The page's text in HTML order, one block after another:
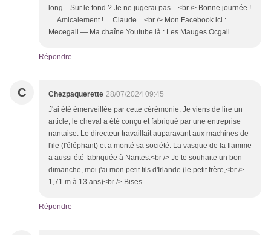
long ...Sur le fond ? Je ne jugerai pas ...<br /> Bonne journée !
.... Amicalement ! ... Claude ...<br /> Mon Facebook ici :
Mecegall — Ma chaîne Youtube là : Les Mauges Ocgall
Répondre
C Chezpaquerette 28/07/2024 09:45
J'ai été émerveillée par cette cérémonie. Je viens de lire un
article, le cheval a été conçu et fabriqué par une entreprise
nantaise. Le directeur travaillait auparavant aux machines de
l'ile (l'éléphant) et a monté sa société. La vasque de la flamme
a aussi été fabriquée à Nantes.<br /> Je te souhaite un bon
dimanche, moi j'ai mon petit fils d'Irlande (le petit frère,<br />
1,71 m à 13 ans)<br /> Bises
Répondre